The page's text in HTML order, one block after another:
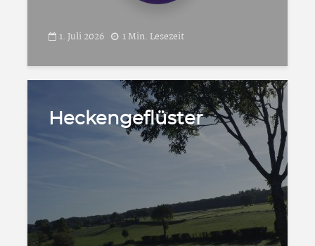
1. Juli 2026 1 Min. Lesezeit
Heckengeflüster